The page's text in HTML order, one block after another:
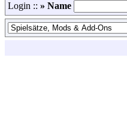
Login :: » Name